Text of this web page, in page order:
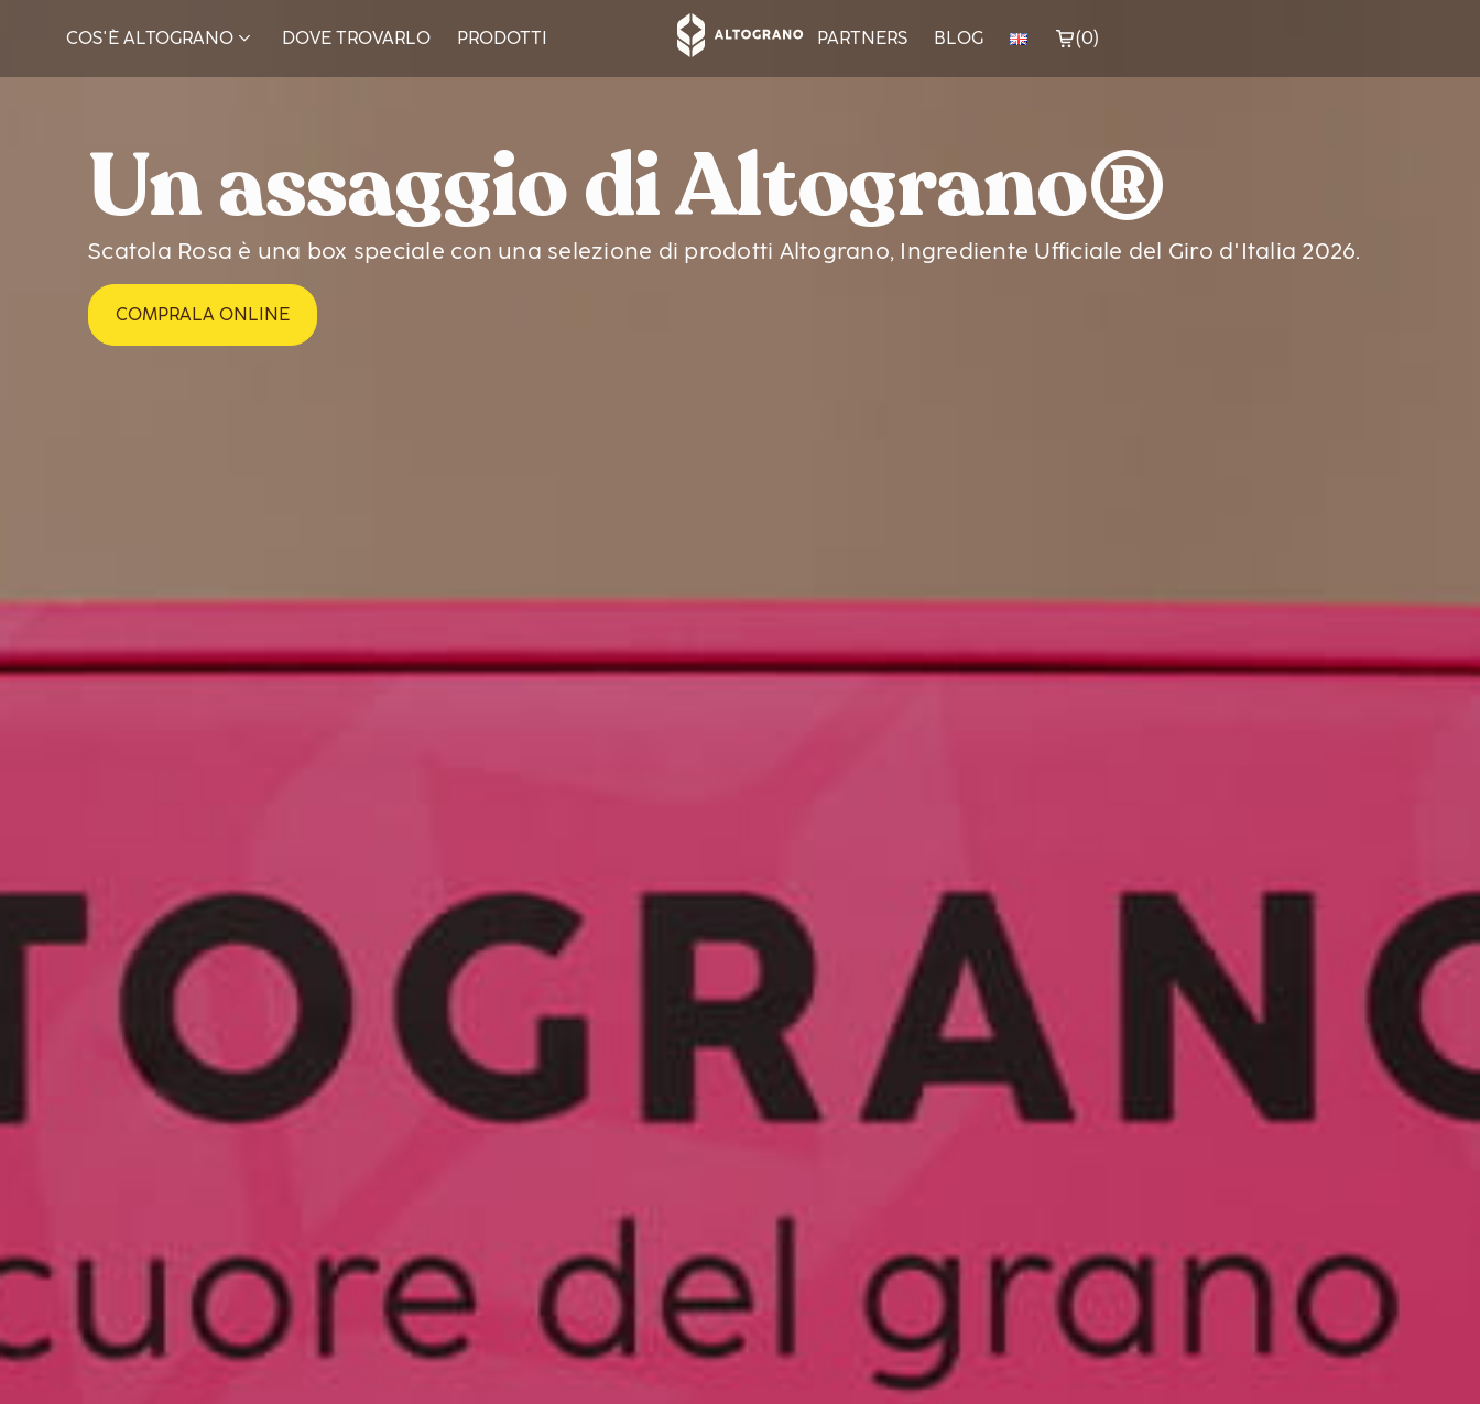
COS'È ALTOGRANO DOVE TROVARLO PRODOTTI PARTNERS BLOG (0)
Un assaggio di Altograno®
Scatola Rosa è una box speciale con una selezione di prodotti Altograno, Ingrediente Ufficiale del Giro d'Italia 2026.
COMPRALA ONLINE